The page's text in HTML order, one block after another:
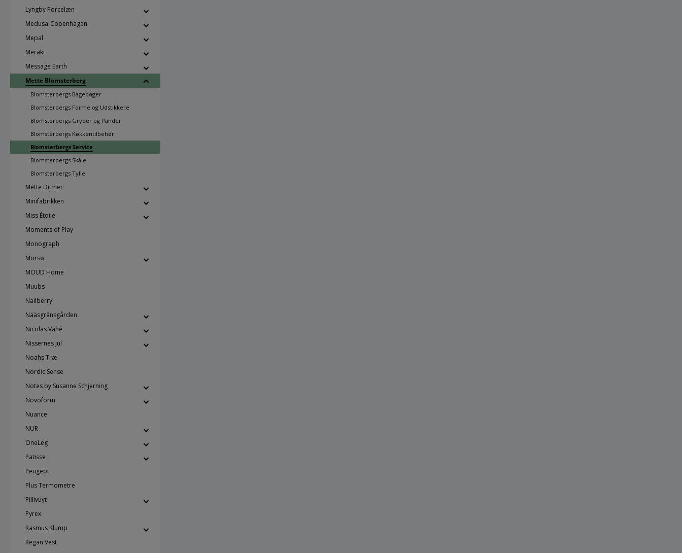
Lyngby Porcelæn
Medusa-Copenhagen
Mepal
Meraki
Message Earth
Mette Blomsterberg
Blomsterbergs Bagebøger
Blomsterbergs Forme og Udstikkere
Blomsterbergs Gryder og Pander
Blomsterbergs Køkkentilbehør
Blomsterbergs Service
Blomsterbergs Skåle
Blomsterbergs Tylle
Mette Ditmer
Minifabrikken
Miss Étoile
Moments of Play
Monograph
Morsø
MOUD Home
Muubs
Nailberry
Nääsgränsgården
Nicolas Vahé
Nissernes jul
Noahs Træ
Nordic Sense
Notes by Susanne Schjerning
Novoform
Nuance
NUR
OneLeg
Patisse
Peugeot
Plus Termometre
Pillivuyt
Pyrex
Rasmus Klump
Regan Vest